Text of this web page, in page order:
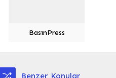
BasınPress
Benzer Konular